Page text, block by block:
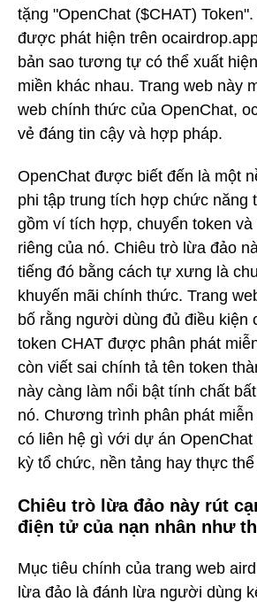
tặng "OpenChat ($CHAT)
được phát hiện trên
bản sao tương tự có thể xuất
miền khác nhau. Trang web này
web chính thức của OpenChat,
vẻ đáng tin cậy và hợp pháp.
OpenChat được biết đến là một
phi tập trung tích hợp chức năng
gồm ví tích hợp, chuyển token và
riêng của nó. Chiêu trò lừa đảo
tiếng đó bằng cách tự xưng là
khuyến mãi chính thức. Trang
bố rằng người dùng đủ điều kiện
token CHAT được phân phát
còn viết sai chính tả tên token
này càng làm nổi bật tính chất
nó. Chương trình phân phát
có liên hệ gì với dự án
kỳ tổ chức, nền tảng hay thực
Chiêu trò lừa đảo này rút
điện tử của nạn nhân như
Mục tiêu chính của trang web
lừa đảo là đánh lừa người dùng